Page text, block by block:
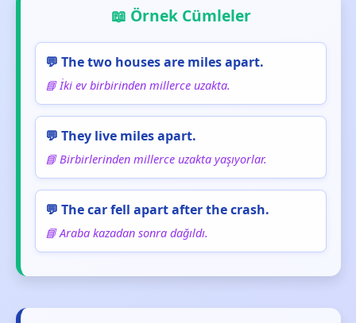
📖 Örnek Cümleler
💬 The two houses are miles apart.
📘 İki ev birbirinden millerce uzakta.
💬 They live miles apart.
📘 Birbirlerinden millerce uzakta yaşıyorlar.
💬 The car fell apart after the crash.
📘 Araba kazadan sonra dağıldı.